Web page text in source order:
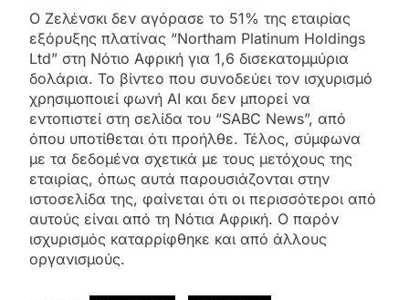
Ο Ζελένσκι δεν αγόρασε το 51% της εταιρίας
εξόρυξης πλατίνας “Northam Platinum Holdings
Ltd” στη Νότιο Αφρική για 1,6 δισεκατομμύρια
δολάρια. Το βίντεο που συνοδεύει τον ισχυρισμό
χρησιμοποιεί φωνή AI και δεν μπορεί να
εντοπιστεί στη σελίδα του “SABC News”, από
όπου υποτίθεται ότι προήλθε. Τέλος, σύμφωνα
με τα δεδομένα σχετικά με τους μετόχους της
εταιρίας, όπως αυτά παρουσιάζονται στην
ιστοσελίδα της, φαίνεται ότι οι περισσότεροι από
αυτούς είναι από τη Νότια Αφρική. Ο παρόν
ισχυρισμός καταρρίφθηκε και από άλλους
οργανισμούς.